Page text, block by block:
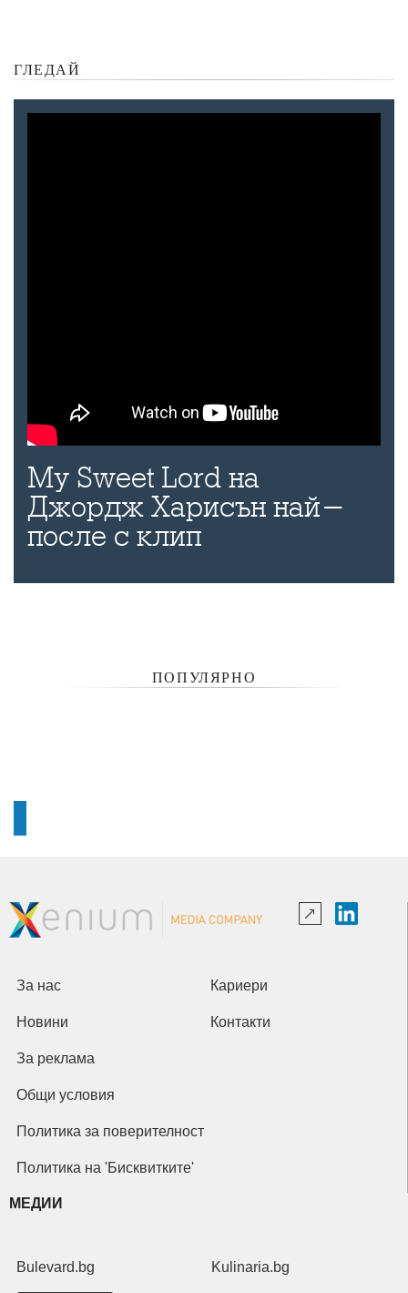
ГЛЕДАЙ
My Sweet Lord на
Джордж Харисън най-
после с клип
ПОПУЛЯРНО
За нас Кариери
Новини Контакти
За реклама
Общи условия
Политика за поверителност
Политика на 'Бисквитките'
МЕДИИ
Bulevard.bg Kulinaria.bg